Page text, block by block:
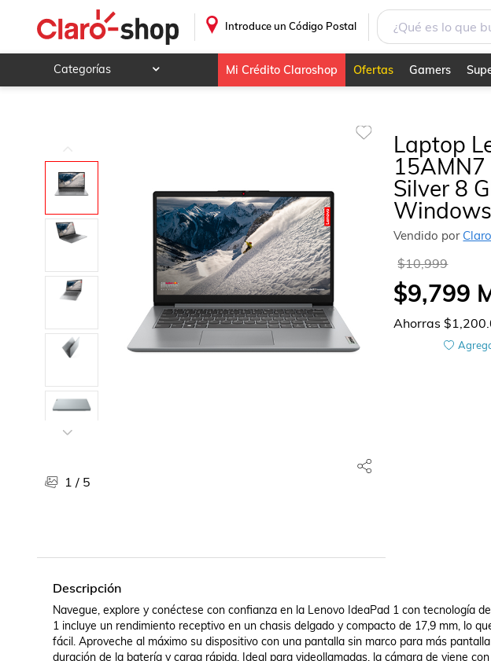
Introduce un Código Postal
Categorías
Hogar y jardín
Deportes y ocio
Ferretería y autos
Ropa, calzado y accesorios
Mamá y bebé
Salud, belleza y cuidado personal
Juegos y juguetes
Libros, revistas y comics
Otras categorías
Mi Crédito Claroshop Ofertas Gamers
1 / 5
Laptop
Silver 8
Vendido por
$10,999
$9,799
Ahorras
Descripción
Navegue, explore y conéctese con confianza en la Lenovo IdeaPad 1 con tecnología
1 incluye un rendimiento receptivo en un chasis delgado y compacto de 17,9 mm, lo
fácil. Aproveche al máximo su dispositivo con una pantalla sin marco para más
duración de la batería y carga rápida. Ideal para videollamadas, la cámara de viene
Laptop Lenovo IdeaPad 1 15AMN7 15.6" FHD AMD Athlon Silver 8 GB RAM 256